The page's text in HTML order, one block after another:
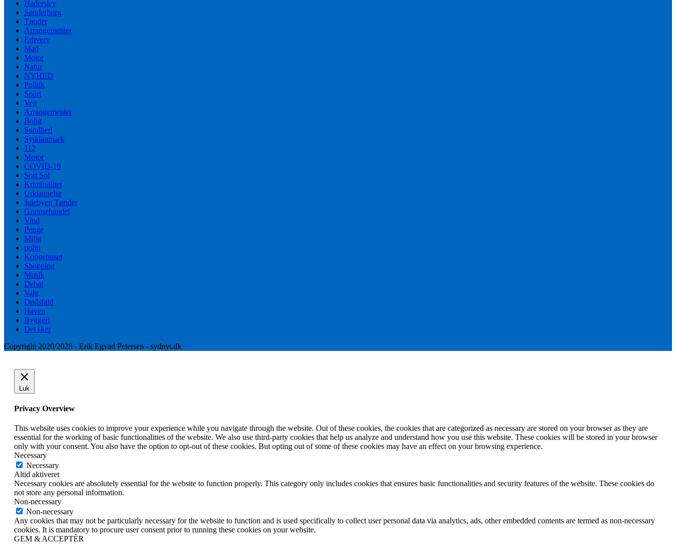
Haderslev
Sønderborg
Tønder
Arrangementer
Erhverv
Mad
Motor
Natur
NYHED
Politik
Sport
Vejr
Arrangementer
Bolig
Sundhed
Syddanmark
112
Motor
COVID-19
Sort Sol
Kriminalitet
Uddannelse
Julebyen Tønder
Grænsehandel
Vind
Penge
Miljø
politi
Kongehuset
Shopping
Musik
Debat
Valg
Dødsfald
Haven
Byggeri
Det sker
Copyright 2020/2028 - Erik Egvad Petersen - sydnyt.dk
Luk
Privacy Overview
This website uses cookies to improve your experience while you navigate through the website. Out of these cookies, the cookies that are categorized as necessary are stored on your browser as they are
essential for the working of basic functionalities of the website. We also use third-party cookies that help us analyze and understand how you use this website. These cookies will be stored in your browser
only with your consent. You also have the option to opt-out of these cookies. But opting out of some of these cookies may have an effect on your browsing experience.
Necessary
Necessary
Altid aktiveret
Necessary cookies are absolutely essential for the website to function properly. This category only includes cookies that ensures basic functionalities and security features of the website. These cookies do
not store any personal information.
Non-necessary
Non-necessary
Any cookies that may not be particularly necessary for the website to function and is used specifically to collect user personal data via analytics, ads, other embedded contents are termed as non-necessary
cookies. It is mandatory to procure user consent prior to running these cookies on your website.
GEM & ACCEPTÈR